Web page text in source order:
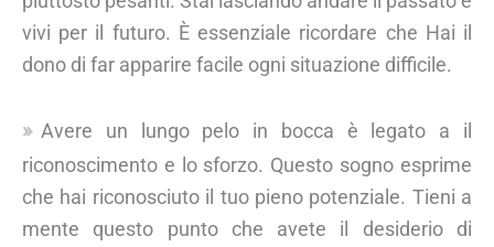
vivi per il futuro. È essenziale ricordare che Hai il
dono di far apparire facile ogni situazione difficile.
Avere un lungo pelo in bocca è legato a il
riconoscimento e lo sforzo. Questo sogno esprime
che hai riconosciuto il tuo pieno potenziale. Tieni a
mente questo punto che avete il desiderio di